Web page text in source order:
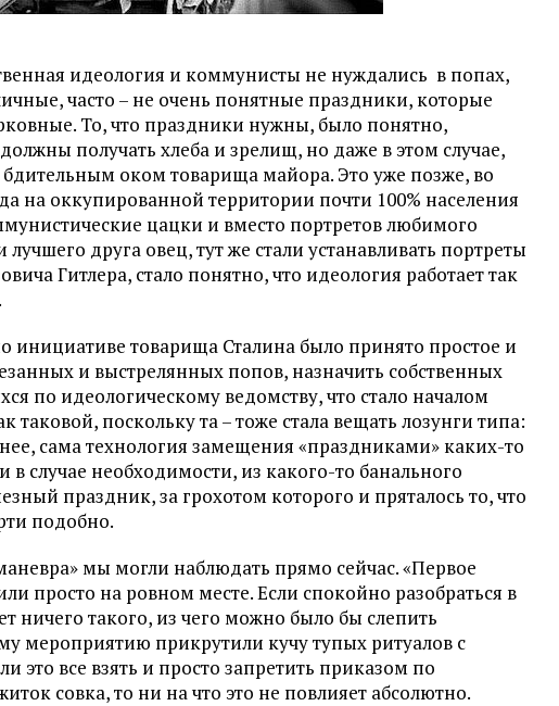
идеология и коммунисты не нуждались в попах,
часто – не очень понятные праздники, которые
То, что праздники нужны, было понятно,
получать хлеба и зрелищ, но даже в этом случае,
оком товарища майора. Это уже позже, во
на оккупированной территории почти 100% населения
цацки и вместо портретов любимого
друга овец, тут же стали устанавливать портреты
Гитлера, стало понятно, что идеология работает так
инициативе товарища Сталина было принято простое и
и выстрелянных попов, назначить собственных
по идеологическому ведомству, что стало началом
поскольку та – тоже стала вещать лозунги типа:
сама технология замещения «праздниками» каких-то
случае необходимости, из какого-то банального
праздник, за грохотом которого и пряталось то, что
подобно.
мы могли наблюдать прямо сейчас. «Первое
просто на ровном месте. Если спокойно разобраться в
ничего такого, из чего можно было бы слепить
мероприятию прикрутили кучу тупых ритуалов с
это все взять и просто запретить приказом по
совка, то ни на что это не повлияет абсолютно.